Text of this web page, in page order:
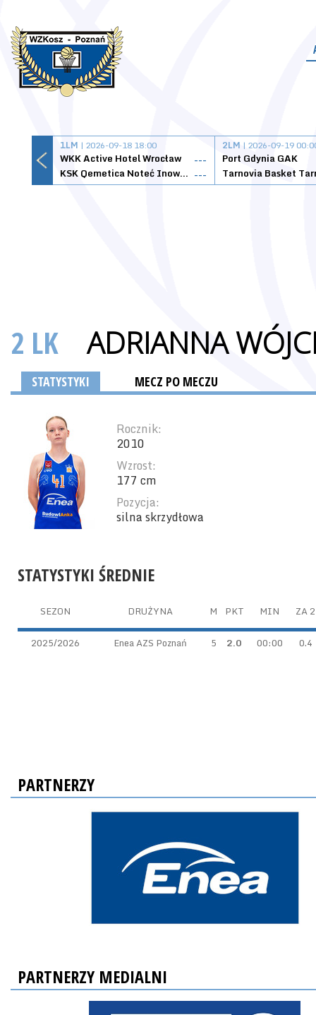
1LM | 2026-09-18 18:00
WKK Active Hotel Wrocław
---
KSK Qemetica Noteć Inowrocław ---
2LM | 2026-09-19
Port Gdynia GAK
2 LK ADRIANNA
STATYSTYKI MECZ PO MECZU
Rocznik:
2010
Wzrost:
177 cm
Pozycja:
silna skrzydłowa
STATYSTYKI ŚREDNIE
SEZON DRUŻYNA M PKT MIN ZA 2
2025/2026 Enea AZS Poznań 5 2.0 00:00 0.4
PARTNERZY
PARTNERZY MEDIALNI